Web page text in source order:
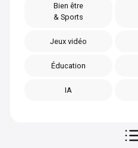
Bien être
& Sports
Jeux vidéo
Éducation
IA